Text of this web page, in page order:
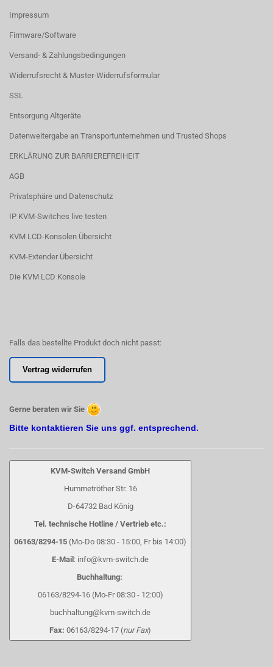
Impressum
Firmware/Software
Versand- & Zahlungsbedingungen
Widerrufsrecht & Muster-Widerrufsformular
SSL
Entsorgung Altgeräte
Datenweitergabe an Transportunternehmen und Trusted Shops
ERKLÄRUNG ZUR BARRIEREFREIHEIT
AGB
Privatsphäre und Datenschutz
IP KVM-Switches live testen
KVM LCD-Konsolen Übersicht
KVM-Extender Übersicht
Die KVM LCD Konsole
Falls das bestellte Produkt doch nicht passt:
Vertrag widerrufen
Gerne beraten wir Sie
Bitte kontaktieren Sie uns ggf. entsprechend.
KVM-Switch Versand GmbH
Hummetröther Str. 16
D-64732 Bad König
Tel. technische Hotline / Vertrieb etc.:
06163/8294-15 (Mo-Do 08:30 - 15:00, Fr bis 14:00)
E-Mail : info@kvm-switch.de
Buchhaltung:
06163/8294-16 (Mo-Fr 08:30 - 12:00)
buchhaltung@kvm-switch.de
Fax: 06163/8294-17 (nur Fax)